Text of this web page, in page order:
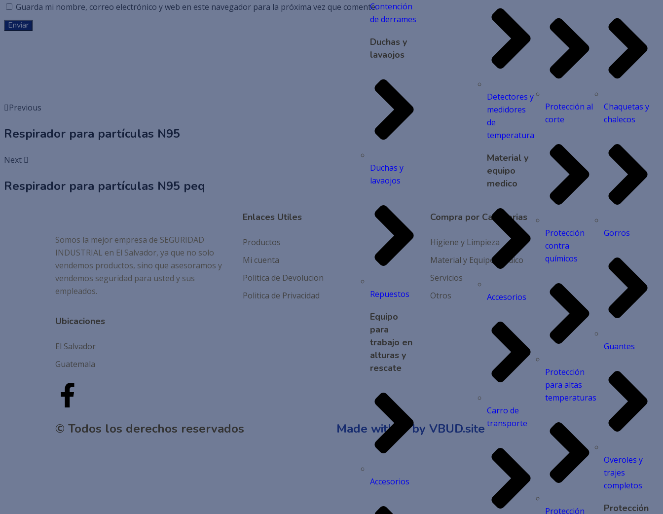
Contención
de derrames
Duchas y
lavaojos
Duchas y
lavaojos
Repuestos
Equipo
para
trabajo en
alturas y
rescate
Accesorios
Detectores y
medidores
de
temperatura
Material y
equipo
medico
Accesorios
Carro de
transporte
Protección al
corte
Protección
contra
químicos
Protección
para altas
temperaturas
Protección
Chaquetas y
chalecos
Gorros
Guantes
Overoles y
trajes
completos
Protección
Guarda mi nombre, correo electrónico y web en este navegador para la próxima vez que comente.
Previous
Respirador para partículas N95
Next
Respirador para partículas N95 peq
Somos la mejor empresa de SEGURIDAD
INDUSTRIAL en El Salvador, ya que no solo
vendemos productos, sino que asesoramos y
vendemos seguridad para usted y sus
empleados.
Ubicaciones
El Salvador
Guatemala
Enlaces Utiles
Productos
Mi cuenta
Politica de Devolucion
Politica de Privacidad
Compra por Categorias
Higiene y Limpieza
Material y Equipo Medico
Servicios
Otros
© Todos los derechos reservados Made with ❤ by VBUD.site